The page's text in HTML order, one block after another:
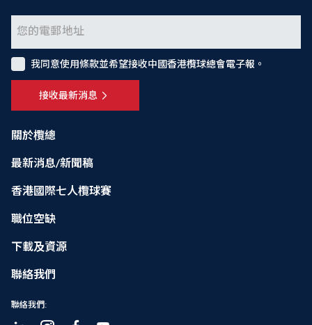
關於欖總
最新消息/新聞稿
香港國際七人欖球賽
職位空缺
下載及資源
聯絡我們
聯絡我們:
接收最新消息
我同意使用條款並希望接收中國香港欖球總會電子報。